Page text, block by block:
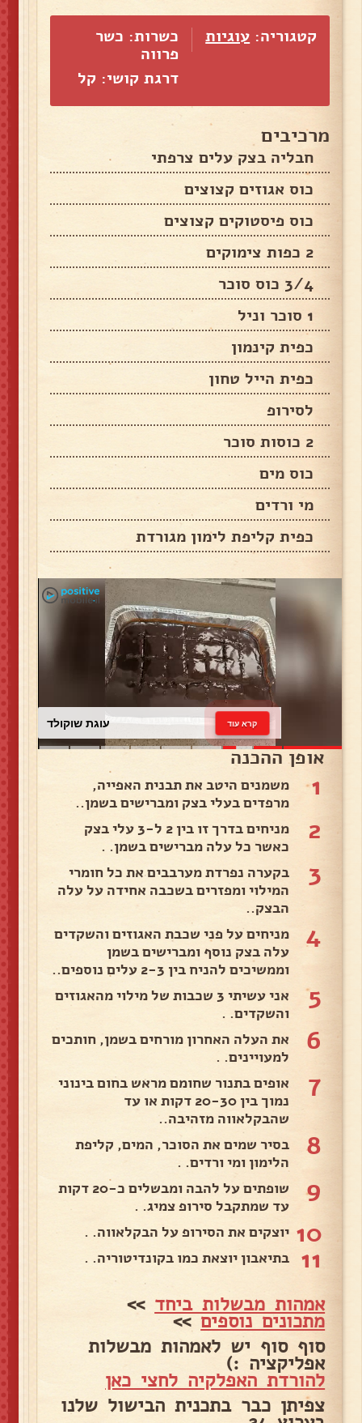
קטגוריה: עוגיות
כשרות: כשר
פרווה
דרגת קושי: קל
מרכיבים
חבליה בצק עלים צרפתי
כוס אגוזים קצוצים
כוס פיסטוקים קצוצים
2 כפות צימוקים
3/4 כוס סוכר
1 סוכר וניל
כפית קינמון
כפית הייל טחון
לסירופ
2 כוסות סוכר
כוס מים
מי ורדים
כפית קליפת לימון מגורדת
עוגת שוקולד קרא עוד
אופן ההכנה
1
משמנים היטב את תבנית האפייה,
מרפדים בעלי בצק ומברישים בשמן..
2
מניחים בדרך זו בין 2 ל-3 עלי בצק
כאשר כל עלה מברישים בשמן. .
3
בקערה נפרדת מערבבים את כל חומרי
המילוי ומפזרים בשכבה אחידה על עלה
הבצק..
4
מניחים על פני שכבת האגוזים והשקדים
עלה בצק נוסף ומברישים בשמן
וממשיכים להניח בין 2-3 עלים נוספים..
5
אני עשיתי 3 שכבות של מילוי מהאגוזים
והשקדים. .
6
את העלה האחרון מורחים בשמן, חותכים
למעויינים. .
7
אופים בתנור שחומם מראש בחום בינוני
נמוך בין 20-30 דקות או עד
שהבקלאווה מזהיבה..
8
בסיר שמים את הסוכר, המים, קליפת
הלימון ומי ורדים. .
9
שופתים על להבה ומבשלים כ-20 דקות
עד שמתקבל סירופ צמיג. .
10 יוצקים את הסירופ על הבקלאווה. .
11 בתיאבון יוצאת כמו בקונדיטוריה. .
אמהות מבשלות ביחד >>
מתכונים נוספים>>
סוף סוף יש לאמהות מבשלות
אפליקציה :)
להורדת האפלקיה לחצי כאן
צפיתן כבר בתכנית הבישול שלנו